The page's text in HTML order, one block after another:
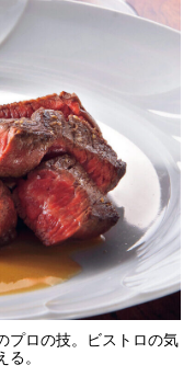
プロの技。ビストロの気
。